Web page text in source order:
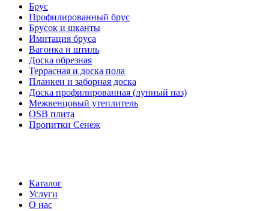
Брус
Профилированный брус
Брусок и шканты
Имитация бруса
Вагонка и штиль
Доска обрезная
Террасная и доска пола
Планкен и заборная доска
Доска профилированная (лунный паз)
Межвенцовый утеплитель
OSB плита
Пропитки Сенеж
Каталог
Услуги
О нас